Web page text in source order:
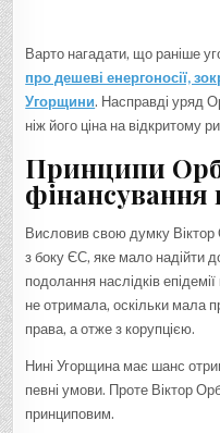
Варто нагадати, що раніше
про дешеві енергоносії,
Угорщини. Насправді уряд
ніж його ціна на відкритому
Принципи
фінансування
Висловив свою думку Віктор
з боку ЄС, яке мало надійти
подолання наслідків
не отримала, оскільки мала
права, а отже з корупцією.
Нині Угорщина має шанс
певні умови. Проте Віктор
принциповим.